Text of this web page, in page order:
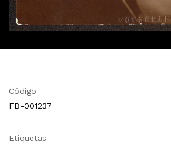
Código
FB-001237
Etiquetas